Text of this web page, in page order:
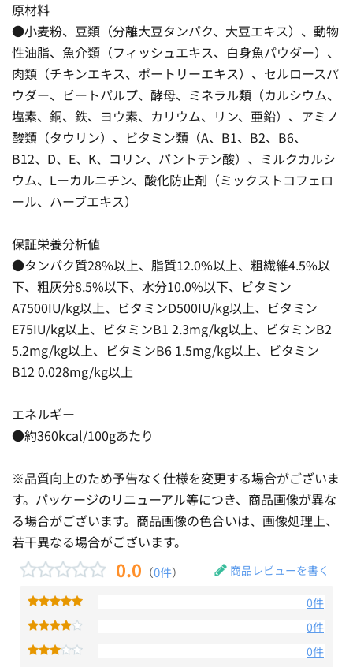
原材料
●小麦粉、豆類（分離大豆タンパク、大豆エキス）、動物
性油脂、魚介類（フィッシュエキス、白身魚パウダー）、
肉類（チキンエキス、ポートリーエキス）、セルロースパ
ウダー、ビートパルプ、酵母、ミネラル類（カルシウム、
塩素、銅、鉄、ヨウ素、カリウム、リン、亜鉛）、アミノ
酸類（タウリン）、ビタミン類（A、B1、B2、B6、
B12、D、E、K、コリン、パントテン酸）、ミルクカルシ
ウム、Lーカルニチン、酸化防止剤（ミックストコフェロ
ール、ハーブエキス）
保証栄養分析値
●タンパク質28%以上、脂質12.0%以上、粗繊維4.5%以
下、粗灰分8.5%以下、水分10.0%以下、ビタミン
A7500IU/kg以上、ビタミンD500IU/kg以上、ビタミン
E75IU/kg以上、ビタミンB1 2.3mg/kg以上、ビタミンB2
5.2mg/kg以上、ビタミンB6 1.5mg/kg以上、ビタミン
B12 0.028mg/kg以上
エネルギー
●約360kcal/100gあたり
※品質向上のため予告なく仕様を変更する場合がございま
す。パッケージのリニューアル等につき、商品画像が異な
る場合がございます。商品画像の色合いは、画像処理上、
若干異なる場合がございます。
0.0 （0件） 商品レビューを書く
0件
0件
0件